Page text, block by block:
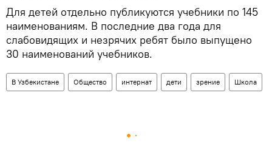
Для детей отдельно публикуются учебники по 145
наименованиям. В последние два года для
слабовидящих и незрячих ребят было выпущено
30 наименований учебников.
В Узбекистане Общество интернат дети зрение Школа